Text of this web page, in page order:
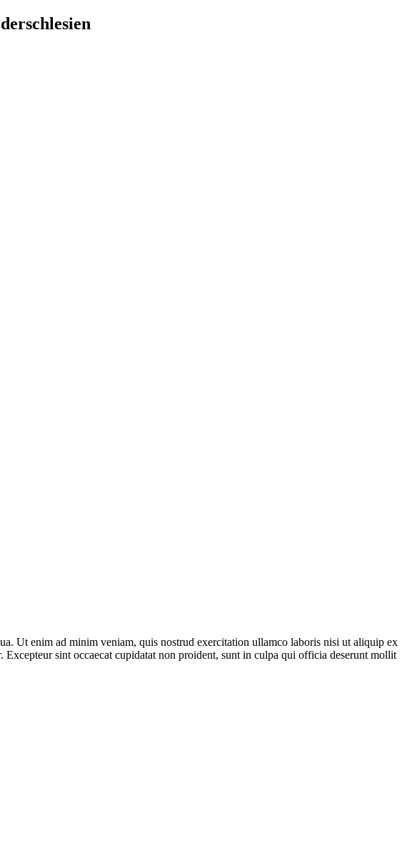
Ut enim ad minim veniam, quis nostrud exercitation ullamco laboris nisi ut aliquip ex
sint occaecat cupidatat non proident, sunt in culpa qui officia deserunt mollit